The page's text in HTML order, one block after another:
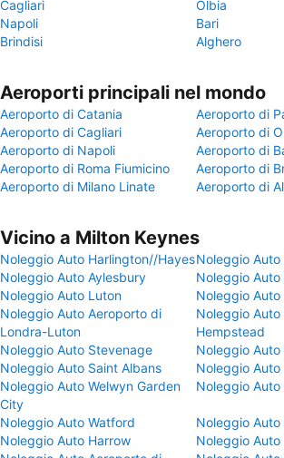
Cagliari
Olbia
Napoli
Bari
Brindisi
Alghero
Aeroporti principali nel mondo
Aeroporto di Catania
Aeroporto di
Aeroporto di Cagliari
Aeroporto di
Aeroporto di Napoli
Aeroporto di
Aeroporto di Roma Fiumicino
Aeroporto di
Aeroporto di Milano Linate
Aeroporto di
Vicino a Milton Keynes
Noleggio Auto Harlington//HayesNoleggio
Noleggio Auto Aylesbury
Noleggio
Noleggio Auto Luton
Noleggio
Noleggio Auto Aeroporto di
Londra-Luton
Noleggio Auto
Hempstead
Noleggio Auto Stevenage
Noleggio
Noleggio Auto Saint Albans
Noleggio
Noleggio Auto Welwyn Garden
City
Noleggio
Noleggio Auto Watford
Noleggio
Noleggio Auto Harrow
Noleggio Auto